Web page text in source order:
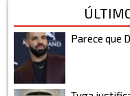
Parece que